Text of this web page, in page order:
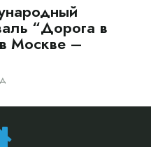
“Дорога в
Москве –